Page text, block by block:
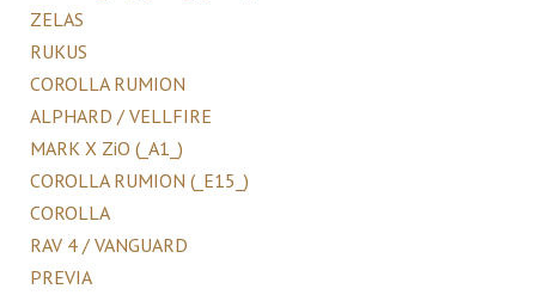
ZELAS
RUKUS
COROLLA RUMION
ALPHARD / VELLFIRE
MARK X ZiO (_A1_)
COROLLA RUMION (_E15_)
COROLLA
RAV 4 / VANGUARD
PREVIA